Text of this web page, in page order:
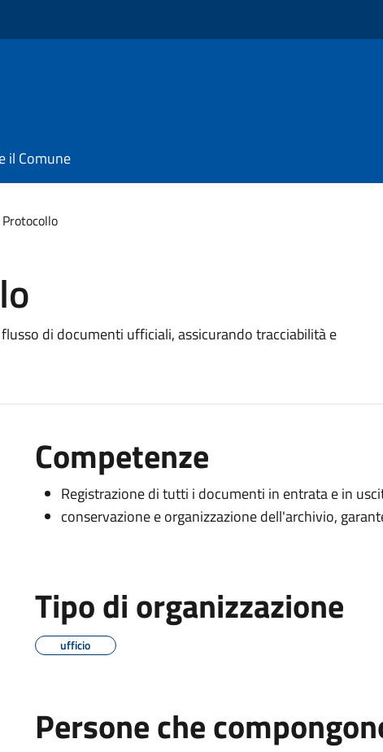
il Comune
di documenti ufficiali, assicurando tracciabilità e
Competenze
Registrazione di tutti i documenti in entrata e in
conservazione e organizzazione dell'archivio,
Tipo di organizzazione
ufficio
Persone che